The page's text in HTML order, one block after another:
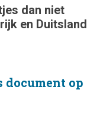
dan niet
en Duitsland
document op